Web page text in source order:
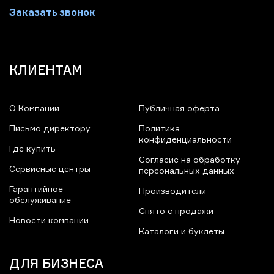
Заказать звонок
КЛИЕНТАМ
О Компании
Письмо директору
Где купить
Сервисные центры
Гарантийное
обслуживание
Новости компании
Публичная оферта
Политика
конфиденциальности
Согласие на обработку
персональных данных
Производители
Снято с продажи
Каталоги и буклеты
ДЛЯ БИЗНЕСА